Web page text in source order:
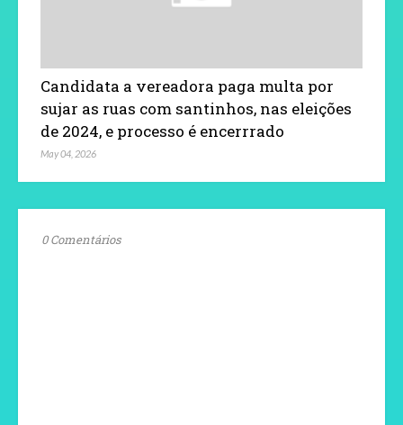
Candidata a vereadora paga multa por
sujar as ruas com santinhos, nas eleições
de 2024, e processo é encerrrado
May 04, 2026
0 Comentários